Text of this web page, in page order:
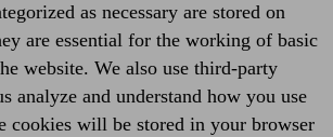
as necessary are stored on
are essential for the working of basic
website. We also use third-party
analyze and understand how you use
cookies will be stored in your browser